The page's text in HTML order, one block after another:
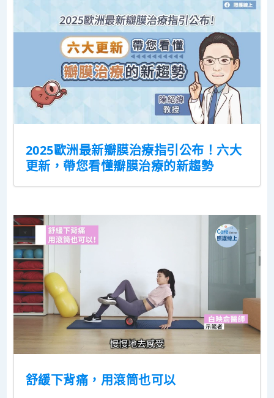
2025歐洲最新瓣膜治療指引公布！六大
更新，帶您看懂瓣膜治療的新趨勢
舒緩下背痛，用滾筒也可以